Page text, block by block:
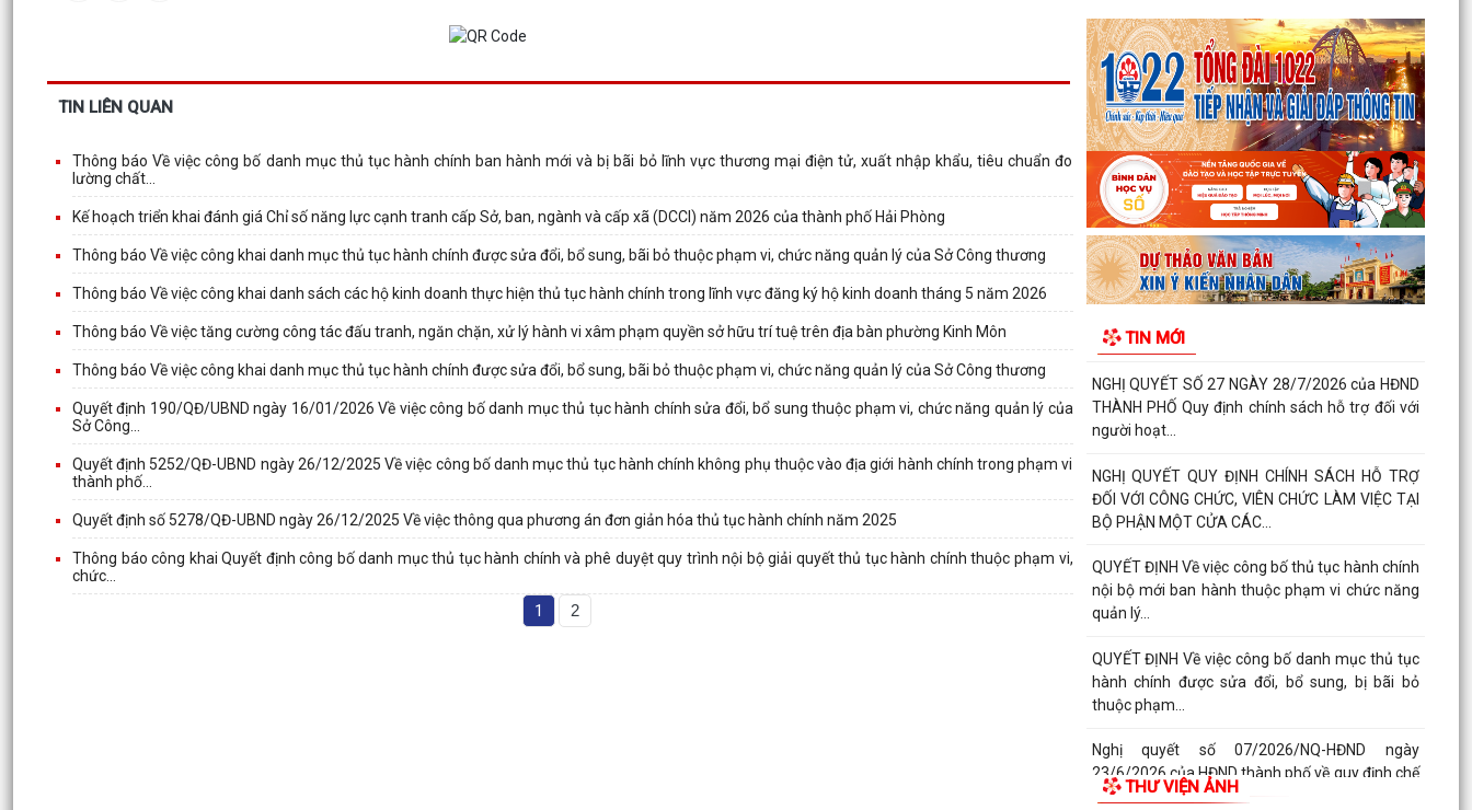
TIN LIÊN QUAN
Thông báo Về việc công bố danh mục thủ tục hành chính ban hành mới và bị bãi bỏ lĩnh vực thương mại điện tử, xuất nhập khẩu, tiêu chuẩn đo
lường chất...
Kế hoạch triển khai đánh giá Chỉ số năng lực cạnh tranh cấp Sở, ban, ngành và cấp xã (DCCI) năm 2026 của thành phố Hải Phòng
Thông báo Về việc công khai danh mục thủ tục hành chính được sửa đổi, bổ sung, bãi bỏ thuộc phạm vi, chức năng quản lý của Sở Công thương
Thông báo Về việc công khai danh sách các hộ kinh doanh thực hiện thủ tục hành chính trong lĩnh vực đăng ký hộ kinh doanh tháng 5 năm 2026
Thông báo Về việc tăng cường công tác đấu tranh, ngăn chặn, xử lý hành vi xâm phạm quyền sở hữu trí tuệ trên địa bàn phường Kinh Môn
Thông báo Về việc công khai danh mục thủ tục hành chính được sửa đổi, bổ sung, bãi bỏ thuộc phạm vi, chức năng quản lý của Sở Công thương
Quyết định 190/QĐ/UBND ngày 16/01/2026 Về việc công bố danh mục thủ tục hành chính sửa đổi, bổ sung thuộc phạm vi, chức năng quản lý của
Sở Công...
Quyết định 5252/QĐ-UBND ngày 26/12/2025 Về việc công bố danh mục thủ tục hành chính không phụ thuộc vào địa giới hành chính trong phạm vi
thành phố...
Quyết định số 5278/QĐ-UBND ngày 26/12/2025 Về việc thông qua phương án đơn giản hóa thủ tục hành chính năm 2025
Thông báo công khai Quyết định công bố danh mục thủ tục hành chính và phê duyệt quy trình nội bộ giải quyết thủ tục hành chính thuộc phạm vi,
chức...
1 2
TIN MỚI
Thông báo về việc niêm yết công khai kết quả
triển khai Nghị quyết 04/2026/NQ-HĐND ngày
20/4/2026...
THÔNG BÁO CỦA TRẠM Y TẾ PHƯỜNG KINH
MÔN Về việc lập danh sách những phụ nữ sinh
con thứ hai trước...
PHƯỜNG KINH MÔN TUYÊN TRUYỀN, HƯỚNG
DẪN NGƯỜI DÂN CHUYỂN ĐỔI THIẾT BỊ, SIM
4G/5G TRƯỚC KHI NGỪNG...
PHƯỜNG KINH MÔN TRIỂN KHAI KẾ HOẠCH THU
2026 VÀ PHÁT ĐỘNG ĐỢT...
NGHỊ QUYẾT SỐ 27 NGÀY 28/7/2026 của HĐND
THÀNH PHỐ Quy định chính sách hỗ trợ đối với
người hoạt...
NGHỊ QUYẾT QUY ĐỊNH CHÍNH SÁCH HỖ TRỢ
ĐỐI VỚI CÔNG CHỨC, VIÊN CHỨC LÀM VIỆC TẠI
BỘ PHẬN MỘT CỬA CÁC...
QUYẾT ĐỊNH Về việc công bố thủ tục hành chính
nội bộ mới ban hành thuộc phạm vi chức năng
quản lý...
QUYẾT ĐỊNH Về việc công bố danh mục thủ tục
hành chính được sửa đổi, bổ sung, bị bãi bỏ
thuộc phạm...
Nghị quyết số 07/2026/NQ-HĐND ngày
23/6/2026 của HĐND thành phố về quy định chế
độ quà tặng của...
THƯ VIỆN ẢNH